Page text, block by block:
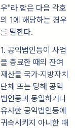
우"라 함은 다음 각호
의 1에 해당하는 경우
를 말한다.
1. 공익법인등이 사업
을 종료한 때의 잔여
재산을 국가·지방자치
단체 또는 당해 공익
법인등과 동일하거나
유사한 공익법인등에
귀속시키지 아니한 때